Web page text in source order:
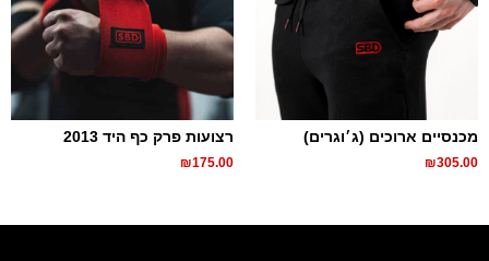
מכנסיים ארוכים (ג׳וגרים)
₪305.00
רצועות פרק כף היד 2013
₪175.00